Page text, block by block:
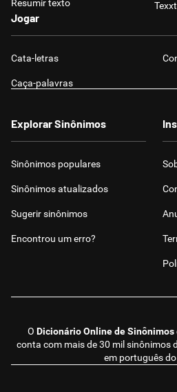
Resumir texto
Jogar
Cata-letras
Caça-palavras
O Dicionário Online de Sinônimos
conta com mais de 30 mil sinônimos
em português
Explorar Sinônimos
Sinônimos populares
Sinônimos atualizados
Sugerir sinônimos
Encontrou um erro?